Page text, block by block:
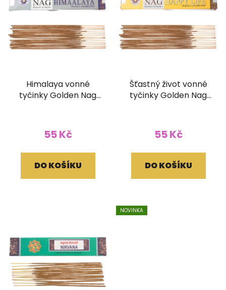
Himalaya vonné
tyčinky Golden Nag
55 Kč
DO KOŠÍKU
Šťastný život vonné
tyčinky Golden Nag
55 Kč
DO KOŠÍKU
NOVINKA